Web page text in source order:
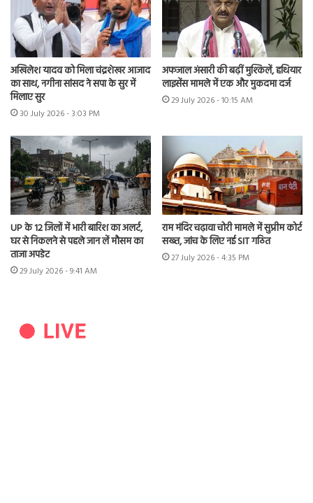
अखिलेश यादव को मिला चंद्रशेखर आजाद
का साथ, नगीना सांसद ने सपा के सुर में
मिलाए सुर
30 July 2026 - 3:03 PM
अफजाल अंसारी की बढ़ीं मुश्किलें, हथियार
लाइसेंस मामले में एक और मुकदमा दर्ज
29 July 2026 - 10:15 AM
UP के 12 जिलों में भारी बारिश का अलर्ट,
घर से निकलने से पहले जान लें मौसम का
ताजा अपडेट
29 July 2026 - 9:41 AM
राम मंदिर चढ़ावा चोरी मामले में सुप्रीम कोर्ट
सख्त, जांच के लिए नई SIT गठित
27 July 2026 - 4:35 PM